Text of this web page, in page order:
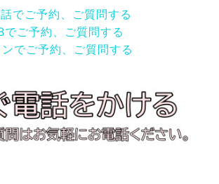
でご予約、ご質問する
でご予約、ご質問する
でご予約、ご質問する